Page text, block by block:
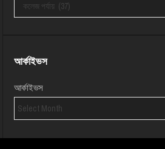
আর্কাইভস
আর্কাইভস